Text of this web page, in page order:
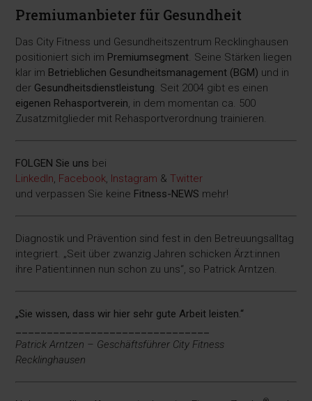
Premiumanbieter für Gesundheit
Das City Fitness und Gesundheitszentrum Recklinghausen
positioniert sich im Premiumsegment. Seine Stärken liegen
klar im Betrieblichen Gesundheitsmanagement (BGM) und in
der Gesundheitsdienstleistung. Seit 2004 gibt es einen
eigenen Rehasportverein, in dem momentan ca. 500
Zusatzmitglieder mit Rehasportverordnung trainieren.
FOLGEN Sie uns bei
LinkedIn, Facebook, Instagram &Twitter
und verpassen Sie keine Fitness-NEWS mehr!
Diagnostik und Prävention sind fest in den Betreuungsalltag
integriert. „Seit über zwanzig Jahren schicken Ärzt:innen
ihre Patient:innen nun schon zu uns“, so Patrick Arntzen.
„Sie wissen, dass wir hier sehr gute Arbeit leisten.“
Patrick Arntzen – Geschäftsführer City Fitness
Recklinghausen